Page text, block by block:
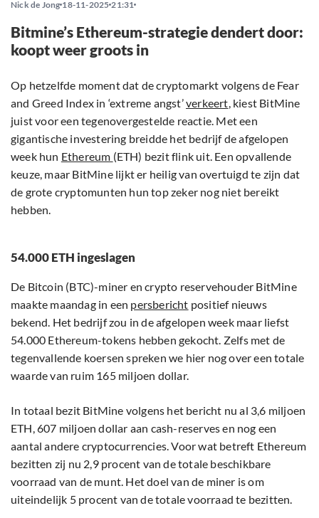
Nick de Jong 18-11-2025 21:31
Bitmine’s Ethereum-strategie dendert door:
koopt weer groots in
Op hetzelfde moment dat de cryptomarkt volgens de Fear
and Greed Index in ‘extreme angst’verkeert, kiest BitMine
juist voor een tegenovergestelde reactie. Met een
gigantische investering breidde het bedrijf de afgelopen
week hun Ethereum (ETH) bezit flink uit. Een opvallende
keuze, maar BitMine lijkt er heilig van overtuigd te zijn dat
de grote cryptomunten hun top zeker nog niet bereikt
hebben.
54.000 ETH ingeslagen
De Bitcoin (BTC)-miner en crypto reservehouder BitMine
maakte maandag in een persbericht positief nieuws
bekend. Het bedrijf zou in de afgelopen week maar liefst
54.000 Ethereum-tokens hebben gekocht. Zelfs met de
tegenvallende koersen spreken we hier nog over een totale
waarde van ruim 165 miljoen dollar.
In totaal bezit BitMine volgens het bericht nu al 3,6 miljoen
ETH, 607 miljoen dollar aan cash-reserves en nog een
aantal andere cryptocurrencies. Voor wat betreft Ethereum
bezitten zij nu 2,9 procent van de totale beschikbare
voorraad van de munt. Het doel van de miner is om
uiteindelijk 5 procent van de totale voorraad te bezitten.